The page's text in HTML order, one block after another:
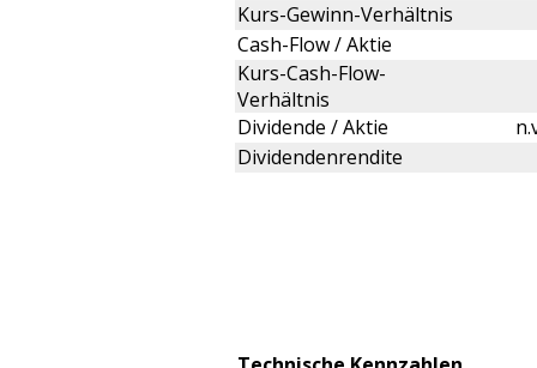
Kurs-Gewinn-Verhältnis
Cash-Flow / Aktie
Kurs-Cash-Flow-
Verhältnis
Dividende / Aktie
Dividendenrendite